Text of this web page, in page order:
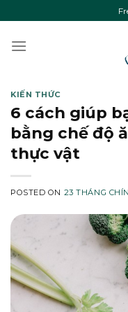
to
content
KIẾN THỨC
6 cách giúp
bằng chế độ
thực vật
POSTED ON 23 THÁNG